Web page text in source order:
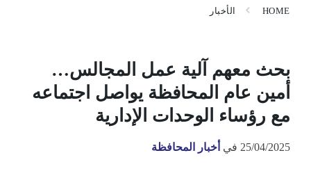
HOME الأخبار
بحث معهم آلية عمل المجالس…
أمين عام المحافظة يواصل اجتماعه
مع رؤساء الوحدات الإدارية
25/04/2025 في أخبار المحافظة